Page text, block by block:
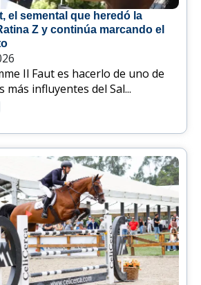
el semental que heredó la
Z y continúa marcando el
Il Faut es hacerlo de uno de
más influyentes del Sal...